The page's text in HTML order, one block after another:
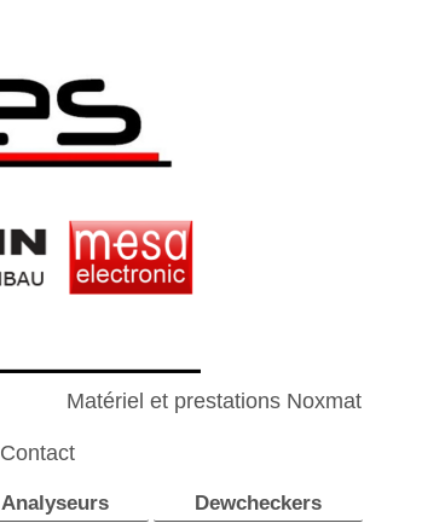
Matériel et prestations Noxmat
Contact
Analyseurs Dewcheckers